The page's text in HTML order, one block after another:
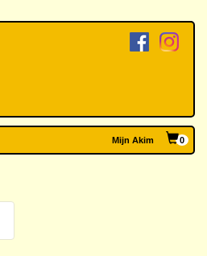
Mijn Akim 0